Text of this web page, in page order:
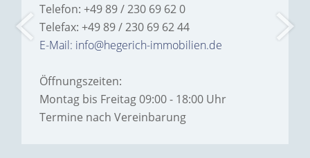
Telefon: +49 89 / 230 69 62 0
Telefax: +49 89 / 230 69 62 44
E-Mail: info@hegerich-immobilien.de
Öffnungszeiten:
Montag bis Freitag 09:00 - 18:00 Uhr
Termine nach Vereinbarung